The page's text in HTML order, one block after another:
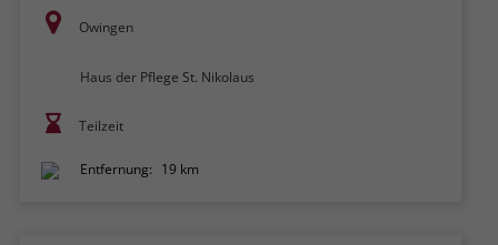
Owingen
Haus der Pflege St. Nikolaus
Teilzeit
Entfernung: 19 km